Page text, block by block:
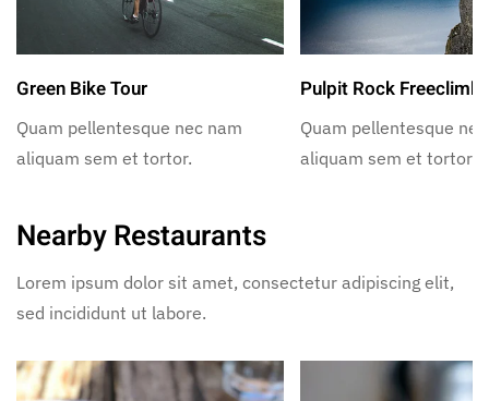
Green Bike Tour
Quam pellentesque nec nam
aliquam sem et tortor.
Pulpit Rock
Quam pellentesque
aliquam sem et tortor.
Nearby Restaurants
Lorem ipsum dolor sit amet, consectetur adipiscing elit,
sed incididunt ut labore.